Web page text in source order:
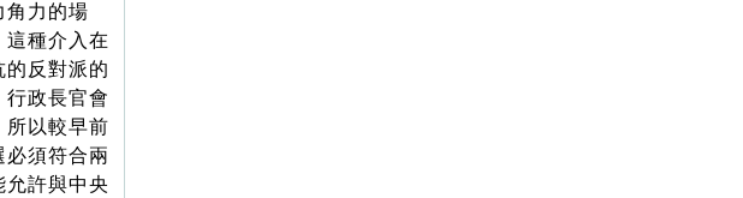
角力的場
這種介入在
反對派的
政長官會
所以較早前
須符合兩
許與中央